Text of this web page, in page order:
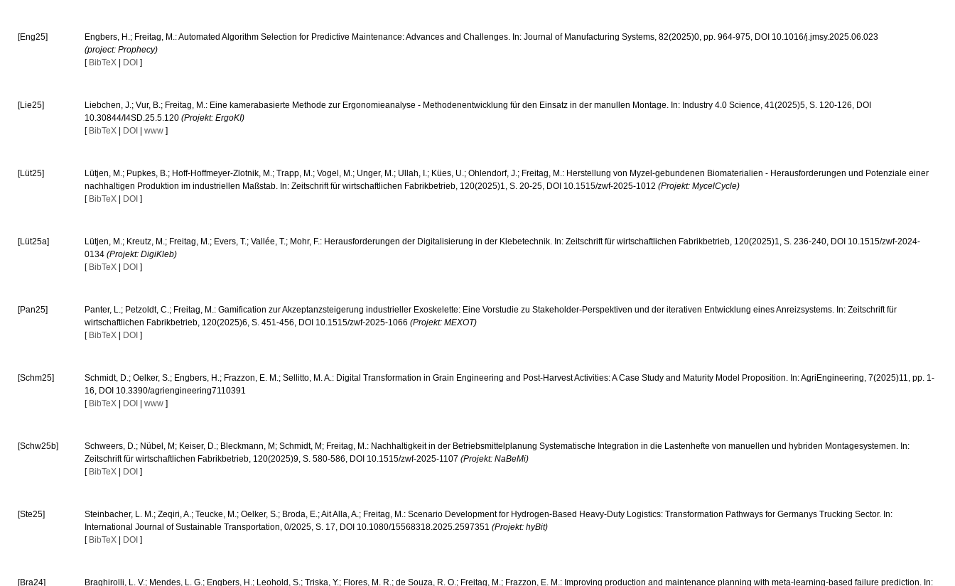
[Eng25]
Engbers, H.; Freitag, M.: Automated Algorithm Selection for Predictive Maintenance: Advances and Challenges. In: Journal of Manufacturing Systems, 82(2025)0, pp. 964-975, DOI 10.1016/j.jmsy.2025.06.023
(project: Prophecy)
[ BibTeX DOI ]
[Lie25]
Liebchen, J.; Vur, B.; Freitag, M.: Eine kamerabasierte Methode zur Ergonomieanalyse - Methodenentwicklung für den Einsatz in der manullen Montage. In: Industry 4.0 Science, 41(2025)5, S. 120-126, DOI
10.30844/I4SD.25.5.120(Projekt: ErgoKI)
[ BibTeX DOI |www ]
[Lüt25]
Lütjen, M.; Pupkes, B.; Hoff-Hoffmeyer-Zlotnik, M.; Trapp, M.; Vogel, M.; Unger, M.; Ullah, I.; Kües, U.; Ohlendorf, J.; Freitag, M.: Herstellung von Myzel-gebundenen Biomaterialien - Herausforderungen und Potenziale einer
nachhaltigen Produktion im industriellen Maßstab. In: Zeitschrift für wirtschaftlichen Fabrikbetrieb, 120(2025)1, S. 20-25, DOI 10.1515/zwf-2025-1012(Projekt: MycelCycle)
[ BibTeX DOI ]
[Lüt25a]
Lütjen, M.; Kreutz, M.; Freitag, M.; Evers, T.; Vallée, T.; Mohr, F.: Herausforderungen der Digitalisierung in der Klebetechnik. In: Zeitschrift für wirtschaftlichen Fabrikbetrieb, 120(2025)1, S. 236-240, DOI 10.1515/zwf-2024-
0134(Projekt: DigiKleb)
[ BibTeX DOI ]
[Pan25]
Panter, L.; Petzoldt, C.; Freitag, M.: Gamification zur Akzeptanzsteigerung industrieller Exoskelette: Eine Vorstudie zu Stakeholder-Perspektiven und der iterativen Entwicklung eines Anreizsystems. In: Zeitschrift für
wirtschaftlichen Fabrikbetrieb, 120(2025)6, S. 451-456, DOI 10.1515/zwf-2025-1066(Projekt: MEXOT)
[ BibTeX DOI ]
[Schm25]
Schmidt, D.; Oelker, S.; Engbers, H.; Frazzon, E. M.; Sellitto, M. A.: Digital Transformation in Grain Engineering and Post-Harvest Activities: A Case Study and Maturity Model Proposition. In: AgriEngineering, 7(2025)11, pp. 1-
16, DOI 10.3390/agriengineering7110391
[ BibTeX DOI |www ]
[Schw25b]
Schweers, D.; Nübel, M; Keiser, D.; Bleckmann, M; Schmidt, M; Freitag, M.: Nachhaltigkeit in der Betriebsmittelplanung Systematische Integration in die Lastenhefte von manuellen und hybriden Montagesystemen. In:
Zeitschrift für wirtschaftlichen Fabrikbetrieb, 120(2025)9, S. 580-586, DOI 10.1515/zwf-2025-1107(Projekt: NaBeMi)
[ BibTeX DOI ]
[Ste25]
Steinbacher, L. M.; Zeqiri, A.; Teucke, M.; Oelker, S.; Broda, E.; Ait Alla, A.; Freitag, M.: Scenario Development for Hydrogen-Based Heavy-Duty Logistics: Transformation Pathways for Germanys Trucking Sector. In:
International Journal of Sustainable Transportation, 0/2025, S. 17, DOI 10.1080/15568318.2025.2597351(Projekt: hyBit)
[ BibTeX DOI ]
[Bra24]
Braghirolli, L. V.; Mendes, L. G.; Engbers, H.; Leohold, S.; Triska, Y.; Flores, M. R.; de Souza, R. O.; Freitag, M.; Frazzon, E. M.: Improving production and maintenance planning with meta-learning-based failure prediction. In: